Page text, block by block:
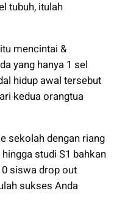
tubuh, itulah
mencintai &
yang hanya 1 sel
hidup awal tersebut
kedua orangtua
sekolah dengan riang
studi S1 bahkan
siswa drop out
sukses Anda